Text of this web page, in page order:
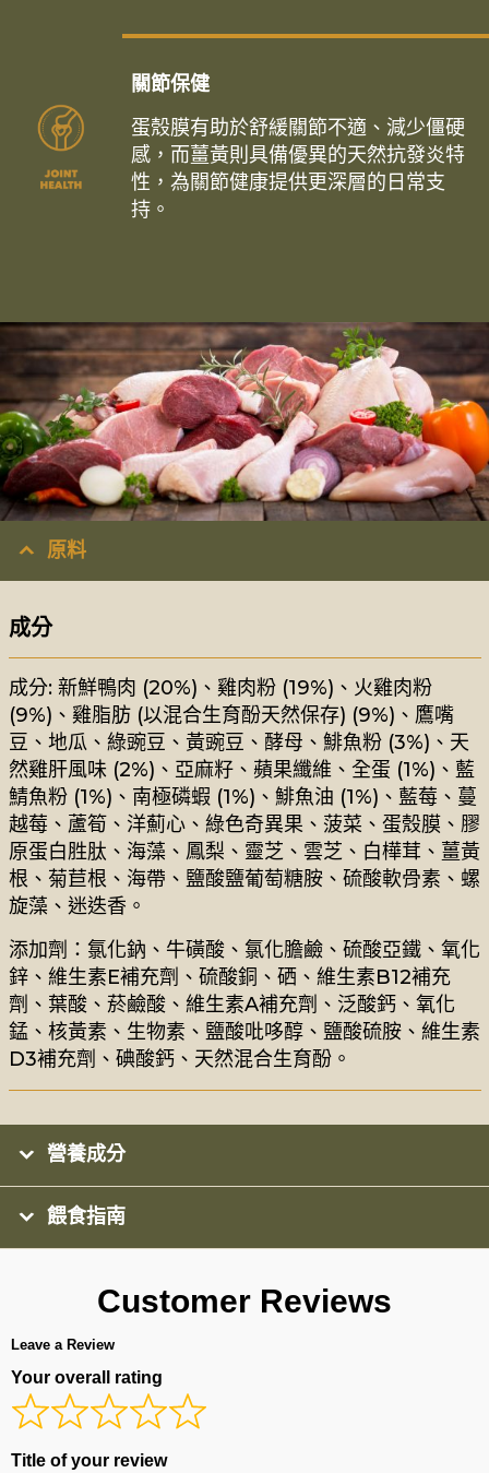
關節保健
蛋殼膜有助於舒緩關節不適、減少僵硬
感，而薑黃則具備優異的天然抗發炎特
性，為關節健康提供更深層的日常支
持。
原料
成分
成分: 新鮮鴨肉 (20%)、雞肉粉 (19%)、火雞肉粉
(9%)、雞脂肪 (以混合生育酚天然保存) (9%)、鷹嘴
豆、地瓜、綠豌豆、黃豌豆、酵母、鯡魚粉 (3%)、天
然雞肝風味 (2%)、亞麻籽、蘋果纖維、全蛋 (1%)、藍
鯖魚粉 (1%)、南極磷蝦 (1%)、鯡魚油 (1%)、藍莓、蔓
越莓、蘆筍、洋薊心、綠色奇異果、菠菜、蛋殼膜、膠
原蛋白胜肽、海藻、鳳梨、靈芝、雲芝、白樺茸、薑黃
根、菊苣根、海帶、鹽酸鹽葡萄糖胺、硫酸軟骨素、螺
旋藻、迷迭香。
添加劑：氯化鈉、牛磺酸、氯化膽鹼、硫酸亞鐵、氧化
鋅、維生素E補充劑、硫酸銅、硒、維生素B12補充
劑、葉酸、菸鹼酸、維生素A補充劑、泛酸鈣、氧化
錳、核黃素、生物素、鹽酸吡哆醇、鹽酸硫胺、維生素
D3補充劑、碘酸鈣、天然混合生育酚。
營養成分
餵食指南
Customer Reviews
Leave a Review
Your overall rating
Title of your review